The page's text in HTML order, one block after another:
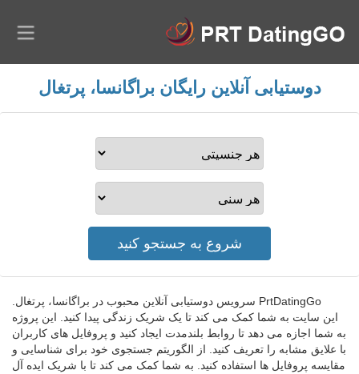
دوستیابی آنلاین رایگان براگانسا، پرتغال
PrtDatingGo سرویس دوستیابی آنلاین محبوب در براگانسا، پرتغال.
این سایت به شما کمک می کند تا یک شریک زندگی پیدا کنید. این پروژه
به شما اجازه می دهد تا روابط بلندمدت ایجاد کنید و پروفایل های کاربران
با علایق مشابه را تعریف کنید. از الگوریتم جستجوی خود برای شناسایی و
مقایسه پروفایل ها استفاده کنید. به شما کمک می کند تا با شریک ایده آل